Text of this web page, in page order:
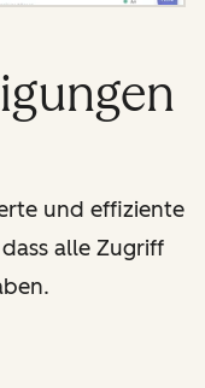
und effiziente
alle Zugriff